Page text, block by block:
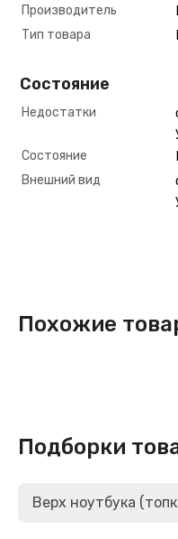
Производитель
Тип товара
Состояние
Недостатки
Состояние
Внешний вид
Похожие
Подборки
Верх ноутбука